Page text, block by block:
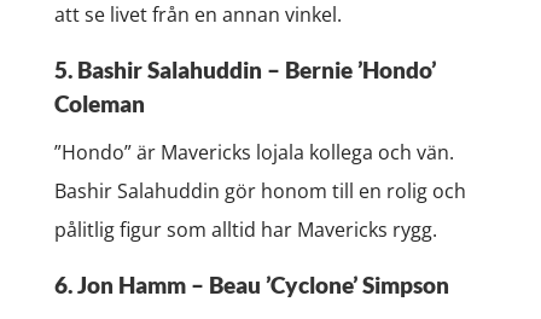
att se livet från en annan vinkel.
5. Bashir Salahuddin – Bernie ’Hondo’
Coleman
”Hondo” är Mavericks lojala kollega och vän.
Bashir Salahuddin gör honom till en rolig och
pålitlig figur som alltid har Mavericks rygg.
6. Jon Hamm – Beau ’Cyclone’ Simpson